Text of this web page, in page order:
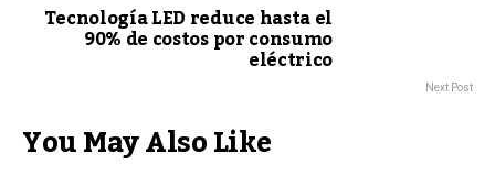
Tecnología LED reduce hasta el
90% de costos por consumo
eléctrico
Next Post
You May Also Like